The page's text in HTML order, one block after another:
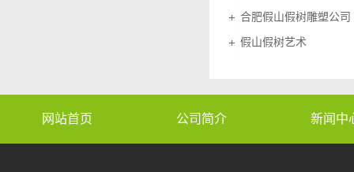
合肥假山假树雕塑公司
假山假树艺术
网站首页 公司简介 新闻中